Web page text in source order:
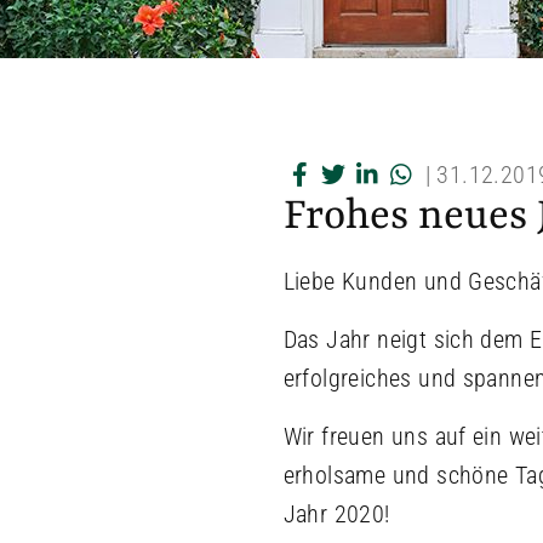
|
Frohes neues
Liebe Kunden und
Das Jahr neigt sich dem
erfolgreiches und
Wir freuen uns auf ein
erholsame und schöne
Jahr 2020!